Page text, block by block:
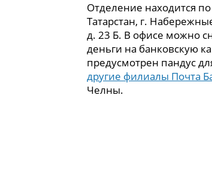
Отделение находится
Татарстан, г.
д. 23 Б. В офисе можно
деньги на банковскую
предусмотрен пандус
другие филиалы Почта
Челны.